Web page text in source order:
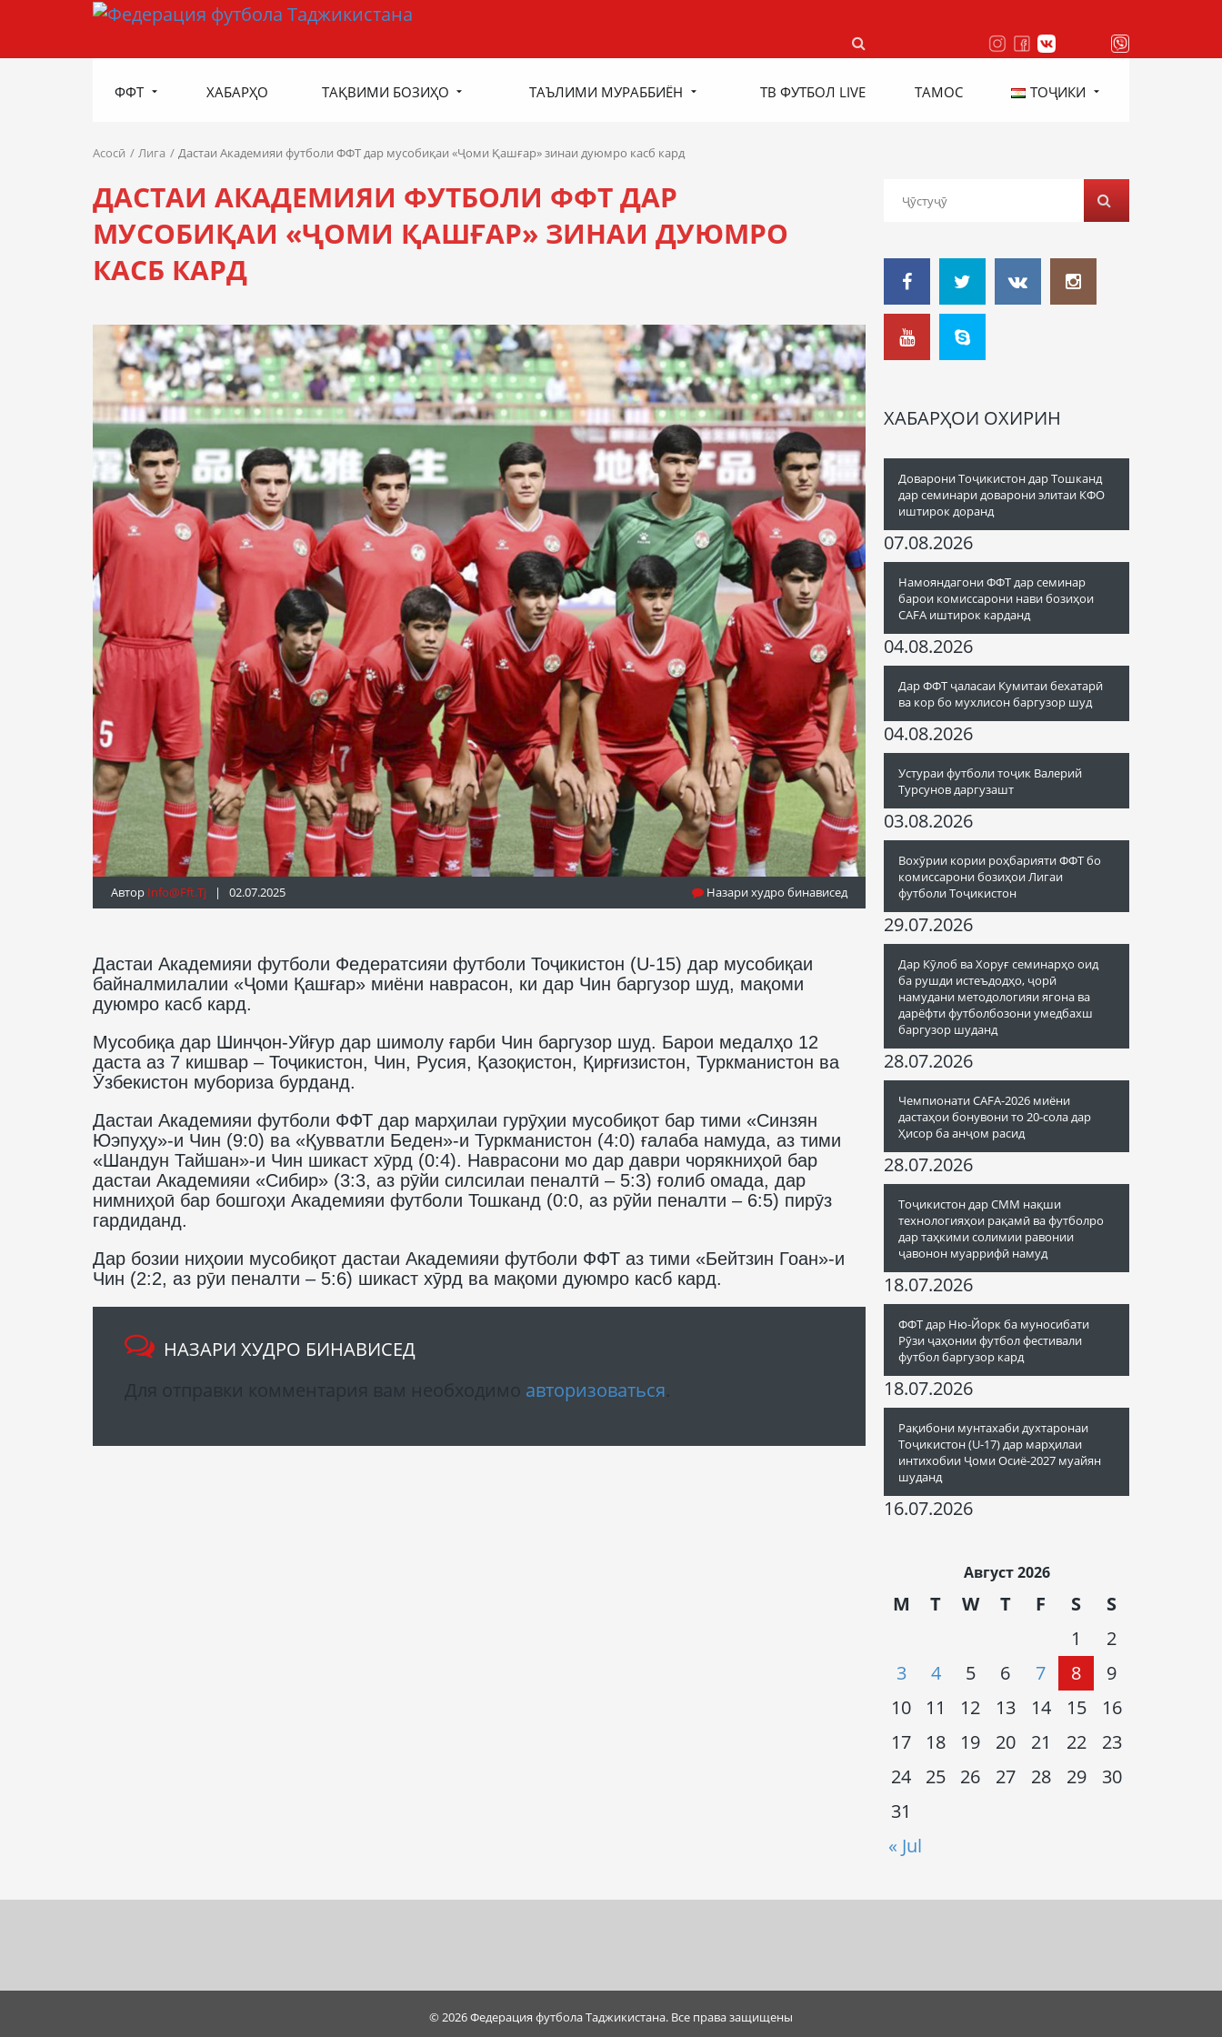
ФФТ ХАБАРҲО ТАҚВИМИ БОЗИҲО ТАЪЛИМИ МУРАББИЁН ТВ ФУТБОЛ LIVE ТАМОС ТОҶИКИ
Асосӣ Лига Дастаи Академияи футболи ФФТ дар мусобиқаи «Ҷоми Қашғар» зинаи дуюмро касб кард
ДАСТАИ АКАДЕМИЯИ ФУТБОЛИ ФФТ ДАР
МУСОБИҚАИ «ҶОМИ ҚАШҒАР» ЗИНАИ ДУЮМРО
КАСБ КАРД
Автор Info@fft.tj | 02.07.2025 Назари худро бинависед
Дастаи Академияи футболи Федератсияи футболи Тоҷикистон (U-15) дар мусобиқаи
байналмилалии «Ҷоми Қашғар» миёни наврасон, ки дар Чин баргузор шуд, мақоми
дуюмро касб кард.
Мусобиқа дар Шинҷон-Уйғур дар шимолу ғарби Чин баргузор шуд. Барои медалҳо 12
даста аз 7 кишвар – Тоҷикистон, Чин, Русия, Қазоқистон, Қирғизистон, Туркманистон ва
Ӯзбекистон мубориза бурданд.
Дастаи Академияи футболи ФФТ дар марҳилаи гурӯҳии мусобиқот бар тими «Синзян
Юэпуҳу»-и Чин (9:0) ва «Қувватли Беден»-и Туркманистон (4:0) ғалаба намуда, аз тими
«Шандун Тайшан»-и Чин шикаст хӯрд (0:4). Наврасони мо дар даври чорякниҳоӣ бар
дастаи Академияи «Сибир» (3:3, аз рӯйи силсилаи пеналтӣ – 5:3) ғолиб омада, дар
нимниҳоӣ бар бошгоҳи Академияи футболи Тошканд (0:0, аз рӯйи пеналти – 6:5) пирӯз
гардиданд.
Дар бозии ниҳоии мусобиқот дастаи Академияи футболи ФФТ аз тими «Бейтзин Гоан»-и
Чин (2:2, аз рӯи пеналти – 5:6) шикаст хӯрд ва мақоми дуюмро касб кард.
НАЗАРИ ХУДРО БИНАВИСЕД
авторизоваться
ХАБАРҲОИ ОХИРИН
Доварони Тоҷикистон дар Тошканд
дар семинари доварони элитаи КФО
иштирок доранд
07.08.2026
Намояндагони ФФТ дар семинар
барои комиссарони нави бозиҳои
CAFA иштирок карданд
04.08.2026
Дар ФФТ ҷаласаи Кумитаи бехатарӣ
ва кор бо мухлисон баргузор шуд
04.08.2026
Устураи футболи тоҷик Валерий
Турсунов даргузашт
03.08.2026
Вохӯрии кории роҳбарияти ФФТ бо
комиссарони бозиҳои Лигаи
футболи Тоҷикистон
29.07.2026
Дар Кӯлоб ва Хоруғ семинарҳо оид
ба рушди истеъдодҳо, ҷорӣ
намудани методологияи ягона ва
дарёфти футболбозони умедбахш
баргузор шуданд
28.07.2026
Чемпионати CAFA-2026 миёни
дастаҳои бонувони то 20-сола дар
Ҳисор ба анҷом расид
28.07.2026
Тоҷикистон дар СММ нақши
технологияҳои рақамӣ ва футболро
дар таҳкими солимии равонии
ҷавонон муаррифӣ намуд
18.07.2026
ФФТ дар Ню-Йорк ба муносибати
Рӯзи ҷаҳонии футбол фестивали
футбол баргузор кард
18.07.2026
Рақибони мунтахаби духтаронаи
Тоҷикистон (U-17) дар марҳилаи
интихобии Ҷоми Осиё-2027 муайян
шуданд
16.07.2026
Август 2026
M T W T F S S
« Jul
1
2
3
4 5 6 7 8
9
10
11 12 13 14 15
16
17
18 19 20 21 22
23
24
25 26 27 28 29
30
31
© 2026 Федерация футбола Таджикистана. Все права защищены